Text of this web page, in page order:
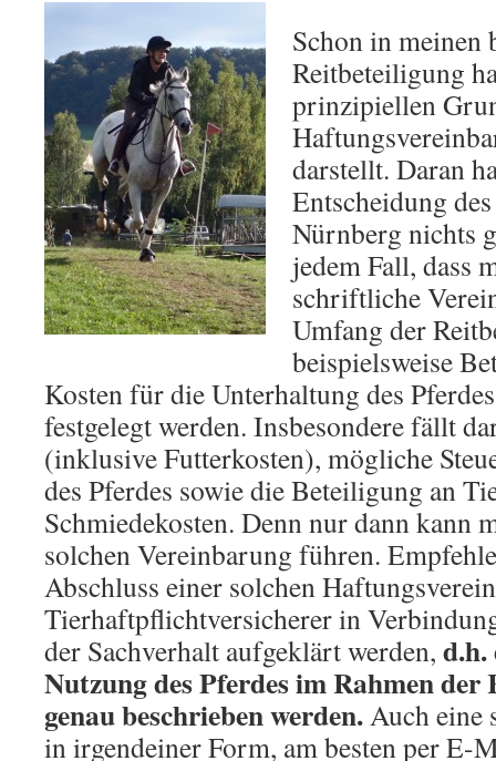
Schon in meinen
Reitbeteiligung
prinzipiellen
darstellt. Daran
Entscheidung
Nürnberg nichts
jedem Fall, dass
schriftliche
Umfang der
beispielsweise
Kosten für die Unterhaltung des
festgelegt werden. Insbesondere fällt
(inklusive Futterkosten), mögliche
des Pferdes sowie die Beteiligung an
Schmiedekosten. Denn nur dann kann
solchen Vereinbarung führen.
Abschluss einer solchen
Tierhaftpflichtversicherer in
der Sachverhalt aufgeklärt werden,
Nutzung des Pferdes im Rahmen
genau beschrieben werden.Auch eine
in irgendeiner Form, am besten per E-